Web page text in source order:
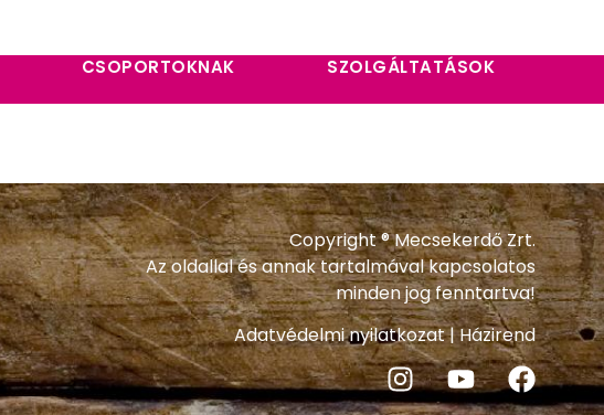
CSOPORTOKNAK
SZOLGÁLTATÁSOK
Copyright ® Mecsekerdő Zrt.
Az oldallal és annak tartalmával kapcsolatos
minden jog fenntartva!
Adatvédelmi nyilatkozat|Házirend